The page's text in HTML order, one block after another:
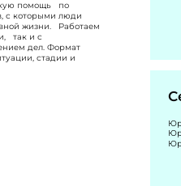
помощь по
с которыми люди
жизни. Работаем
так и с
дел. Формат
стадии и